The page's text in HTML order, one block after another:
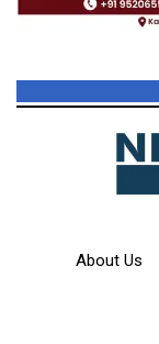
About Us